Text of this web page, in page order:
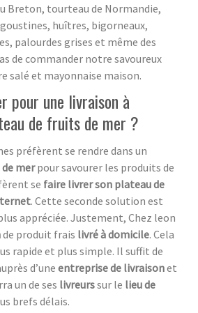
Breton, tourteau de Normandie,
huîtres, bigorneaux,
palourdes grises et même des
de commander notre savoureux
salé et mayonnaise maison.
pour une livraison à
de fruits de mer ?
préfèrent se rendre dans un
merpour savourer les produits de
se faire livrer son plateau de
. Cette seconde solution est
appréciée. Justement, Chez leon
de produit frais livré à domicile. Cela
rapide et plus simple. Il suffit de
d’une entreprise de livraisonet
un de ses livreurssur le lieu de
brefs délais.